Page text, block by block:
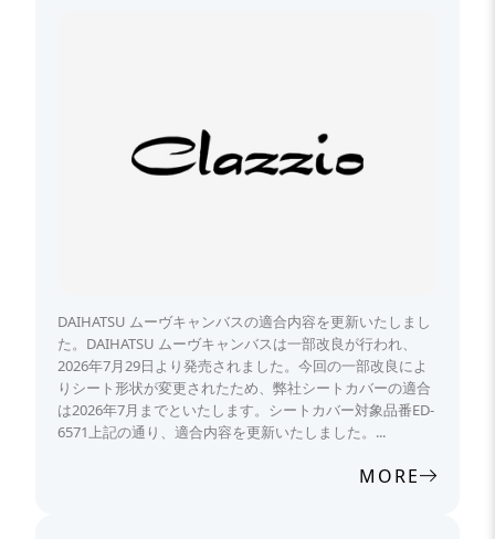
DAIHATSU ムーヴキャンバスの適合内容を更新いたしまし
た。DAIHATSU ムーヴキャンバスは一部改良が行われ、
2026年7月29日より発売されました。今回の一部改良によ
りシート形状が変更されたため、弊社シートカバーの適合
は2026年7月までといたします。シートカバー対象品番ED-
6571上記の通り、適合内容を更新いたしました。...
MORE